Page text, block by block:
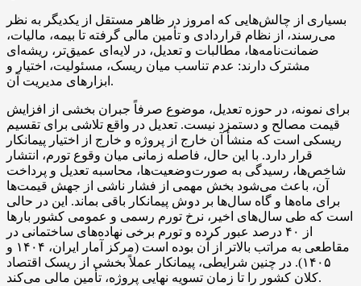
بسیاری از چالش‌هایی که امروز در ظاهر مستقل از یکدیگر به نظر
می‌رسند، از نظام قراردادی و تأمین مالی گرفته تا بیمه، مالیات،
ضمانت‌نامه‌ها، مطالبات و تعدیل، در لایه‌ای عمیق‌تر، ریشه‌ای
مشترک دارند: عدم تناسب میان ریسک، مسئولیت، اختیار و
ابزارهای مدیریت آن.
برای نمونه، در حوزه تعدیل، موضوع صرفاً جبران بخشی از افزایش
قیمت مصالح و دستمزد نیست. تعدیل در واقع تلاشی برای تقسیم
ریسکی است که منشأ آن خارج از پروژه و خارج از اختیار پیمانکار
قرار دارد. با این حال، فاصله زمانی میان وقوع تورم، انتشار
شاخص‌ها، رسیدگی به صورت‌وضعیت‌ها، محاسبه تعدیل و پرداخت
آن، باعث می‌شود بخش مهمی از فشار ناشی از جهش قیمت‌ها
برای ماه‌ها و گاه سال‌ها بر دوش پیمانکار باقی بماند. این در حالی
است که طی سال‌های اخیر، نرخ تورم رسمی و عمومی کشور بارها
از ۴۰ درصد عبور کرده و تورم برخی نهاده‌های ساختمانی در
مقاطعی به مراتب بالاتر از آن بوده است (مرکز آمار ایران، ۱۴۰۴ و
۱۴۰۵). در چنین شرایطی، پیمانکار عملاً بخشی از ریسک اقتصاد
کلان کشور را تا زمان تسویه نهایی پروژه، تأمین مالی می‌کند.